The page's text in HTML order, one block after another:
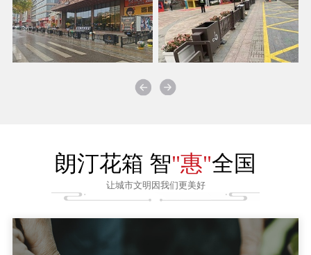
朗汀花箱 智"惠"全国
让城市文明因我们更美好